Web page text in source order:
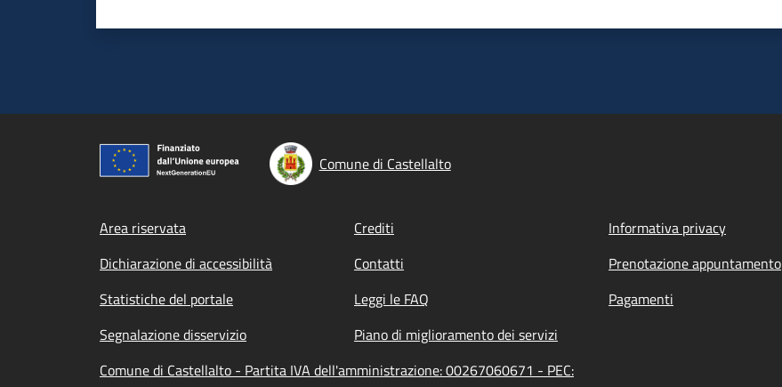
Comune di Castellalto
Footer menu
Area riservata Crediti Informativa privacy
Dichiarazione di accessibilità
Contatti Prenotazione appuntamento
Statistiche del portale
Leggi le FAQ Pagamenti
Segnalazione disservizio
Piano di miglioramento dei servizi
Comune di Castellalto - Partita IVA dell'amministrazione: 00267060671 - PEC: